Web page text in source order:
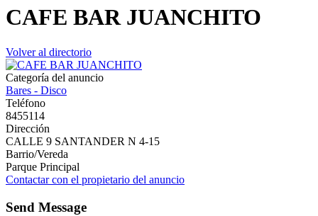
CAFE BAR JUANCHITO
Volver al directorio
Categoría del anuncio
Bares - Disco
Teléfono
8455114
Dirección
CALLE 9 SANTANDER N 4-15
Barrio/Vereda
Parque Principal
Contactar con el propietario del anuncio
Send Message